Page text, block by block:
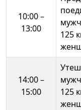
10:00 –
13:00
125
14:00 –
15:00
125